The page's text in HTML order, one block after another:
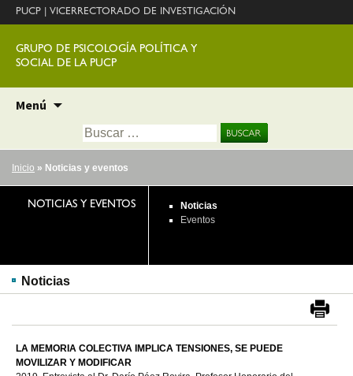
PUCP VICERRECTORADO DE INVESTIGACIÓN
GRUPO DE PSICOLOGÍA POLÍTICA Y
SOCIAL DE LA PUCP
Menú
contenido
Buscar:
Inicio » Noticias y eventos
NOTICIAS Y EVENTOS
Noticias
Eventos
Noticias
LA MEMORIA COLECTIVA IMPLICA TENSIONES, SE PUEDE
MOVILIZAR Y MODIFICAR